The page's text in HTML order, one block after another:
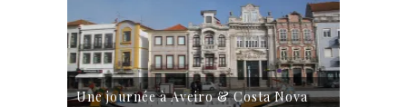
Une journée à Aveiro & Costa Nova